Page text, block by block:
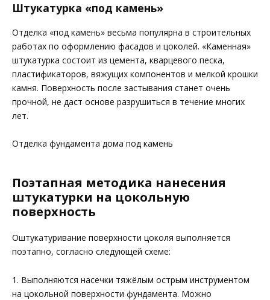
Штукатурка «под камень»
Отделка «под камень» весьма популярна в строительных
работах по оформлению фасадов и цоколей. «Каменная»
штукатурка состоит из цемента, кварцевого песка,
пластификаторов, вяжущих компонентов и мелкой крошки
камня. Поверхность после застывания станет очень
прочной, не даст основе разрушиться в течение многих
лет.
Отделка фундамента дома под камень
Поэтапная методика нанесения
штукатурки на цокольную
поверхность
Оштукатуривание поверхности цоколя выполняется
поэтапно, согласно следующей схеме:
1. Выполняются насечки тяжёлым острым инструментом
на цокольной поверхности фундамента. Можно